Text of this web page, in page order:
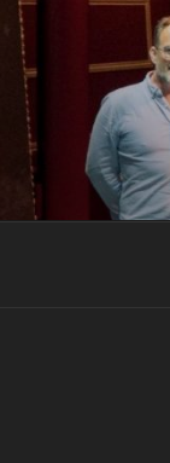
Aller
contenu
principal